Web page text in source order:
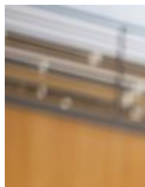
Перейти
содержимому